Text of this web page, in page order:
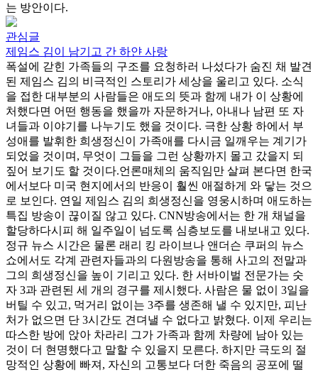
는 방안이다.
관심글
제임스 김이 남기고 간 하얀 사랑
폭설에 갇힌 가족들의 구조를 요청하러 나섰다가 숨진 채 발견
된 제임스 김의 비극적인 스토리가 세상을 울리고 있다. 소식
을 접한 대부분의 사람들은 애도의 뜻과 함께 내가 이 상황에
처했다면 어떤 행동을 했을까 자문하거나, 아내나 남편 또 자
녀들과 이야기를 나누기도 했을 것이다. 극한 상황 하에서 부
성애를 발휘한 희생정신이 가족애를 다시금 일깨우는 계기가
되었을 것이며, 무엇이 그들을 그런 상황까지 몰고 갔을지 되
짚어 보기도 할 것이다.언론매체의 움직임만 살펴 본다면 한국
에서보다 미국 현지에서의 반응이 훨씬 애절하게 와 닿는 것으
로 보인다. 연일 제임스 김의 희생정신을 영웅시하며 애도하는
특집 방송이 끊이질 않고 있다. CNN방송에서는 한 개 채널을
할당하다시피 해 일주일이 넘도록 심층보도를 내보내고 있다.
정규 뉴스 시간은 물론 래리 킹 라이브나 앤더슨 쿠퍼의 뉴스
쇼에서도 각계 관련자들과의 다원방송을 통해 사고의 전말과
그의 희생정신을 높이 기리고 있다. 한 서바이벌 전문가는 숫
자 3과 관련된 세 개의 경구를 제시했다. 사람은 물 없이 3일을
버틸 수 있고, 먹거리 없이는 3주를 생존해 낼 수 있지만, 피난
처가 없으면 단 3시간도 견뎌낼 수 없다고 밝혔다. 이제 우리는
따스한 방에 앉아 차라리 그가 가족과 함께 차량에 남아 있는
것이 더 현명했다고 말할 수 있을지 모른다. 하지만 극도의 절
망적인 상황에 빠져, 자신의 고통보다 더한 죽음의 공포에 떨